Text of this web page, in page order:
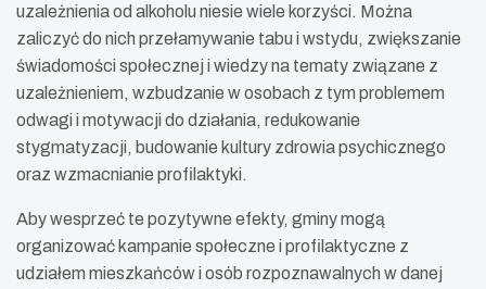
uzależnienia od alkoholu niesie wiele korzyści. Można
zaliczyć do nich przełamywanie tabu i wstydu, zwiększanie
świadomości społecznej i wiedzy na tematy związane z
uzależnieniem, wzbudzanie w osobach z tym problemem
odwagi i motywacji do działania, redukowanie
stygmatyzacji, budowanie kultury zdrowia psychicznego
oraz wzmacnianie profilaktyki.
Aby wesprzeć te pozytywne efekty, gminy mogą
organizować kampanie społeczne i profilaktyczne z
udziałem mieszkańców i osób rozpoznawalnych w danej